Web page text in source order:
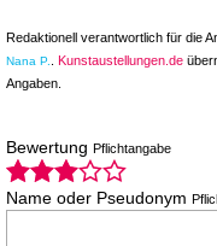
Redaktionell verantwortlich für die
Nana P. Kunstaustellungen.de
Angaben.
Bewertung Pflichtangabe
Name oder Pseudonym